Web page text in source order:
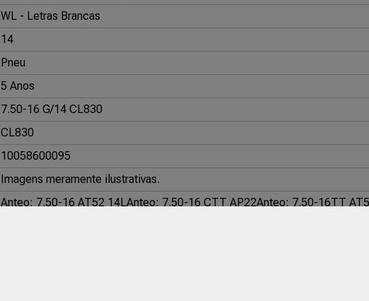
WL - Letras Brancas
14
Pneu
5 Anos
7.50-16 G/14 CL830
CL830
10058600095
Imagens meramente ilustrativas.
Anteo: 7.50-16 AT52 14LAnteo: 7.50-16 CTT AP22Anteo: 7.50-16TT